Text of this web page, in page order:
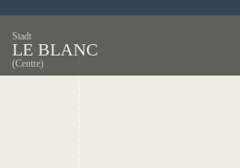
Stadt
LE BLANC
(Centre)